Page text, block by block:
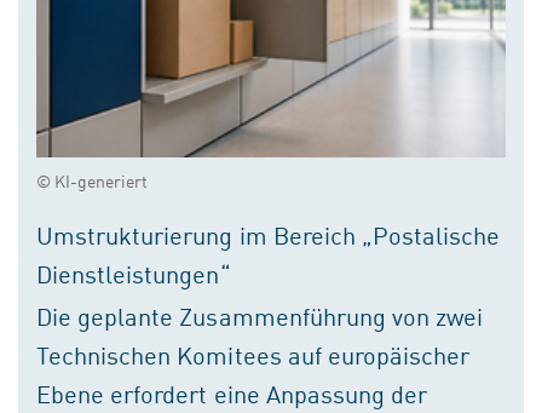
© KI-generiert
Umstrukturierung im Bereich „Postalische
Dienstleistungen“
Die geplante Zusammenführung von zwei
Technischen Komitees auf europäischer
Ebene erfordert eine Anpassung der